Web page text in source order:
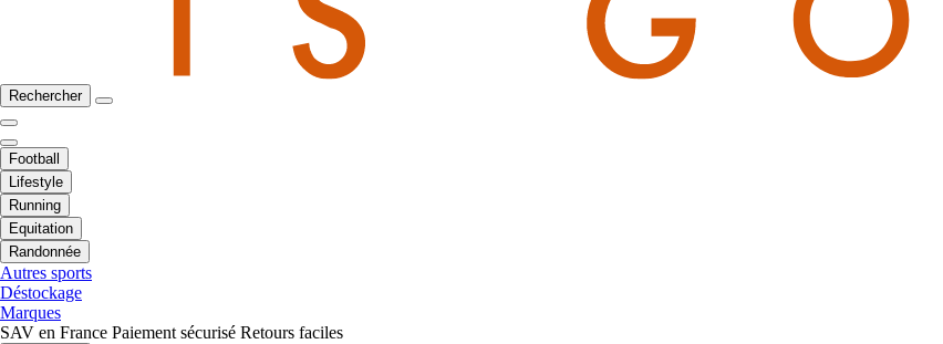
Rechercher
Football
Lifestyle
Running
Equitation
Randonnée
Autres sports
Déstockage
Marques
SAV en France Paiement sécurisé Retours faciles